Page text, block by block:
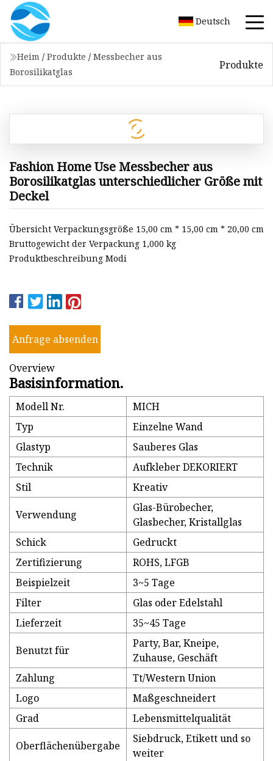
Deutsch
Heim / Produkte / Messbecher aus
Borosilikatglas
Produkte
Fashion Home Use Messbecher aus
Borosilikatglas unterschiedlicher Größe mit
Deckel
Übersicht Verpackungsgröße 15,00 cm * 15,00 cm * 20,00 cm
Bruttogewicht der Verpackung 1,000 kg
Produktbeschreibung Modi
Anfrage absenden
Overview
Basisinformation.
Modell Nr.
MICH
Typ
Einzelne Wand
Glastyp
Sauberes Glas
Technik
Aufkleber DEKORIERT
Stil
Kreativ
Verwendung
Glas-Bürobecher,
Glasbecher, Kristallglas
Schick
Gedruckt
Zertifizierung
ROHS, LFGB
Beispielzeit
3~5 Tage
Filter
Glas oder Edelstahl
Lieferzeit
35~45 Tage
Benutzt für
Party, Bar, Kneipe,
Zuhause, Geschäft
Zahlung
Tt/Western Union
Logo
Maßgeschneidert
Grad
Lebensmittelqualität
Oberflächenübergabe
Siebdruck, Etikett und so
weiter